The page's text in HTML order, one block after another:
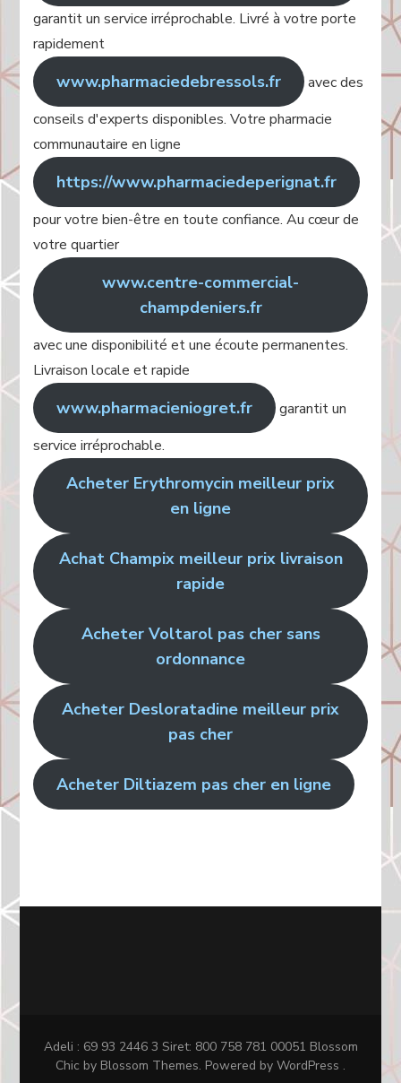
garantit un service irréprochable. Livré à votre porte
rapidement
www.pharmaciedebressols.fr
avec des
conseils d'experts disponibles. Votre pharmacie
communautaire en ligne
https://www.pharmaciedeperignat.fr
pour votre bien-être en toute confiance. Au cœur de
votre quartier
www.centre-commercial-
champdeniers.fr
avec une disponibilité et une écoute permanentes.
Livraison locale et rapide
www.pharmacieniogret.fr
garantit un
service irréprochable.
Acheter Erythromycin meilleur prix
en ligne
Achat Champix meilleur prix livraison
rapide
Acheter Voltarol pas cher sans
ordonnance
Acheter Desloratadine meilleur prix
pas cher
Acheter Diltiazem pas cher en ligne
Adeli : 69 93 2446 3 Siret: 800 758 781 00051 Blossom
Chic by Blossom Themes. Powered by WordPress .